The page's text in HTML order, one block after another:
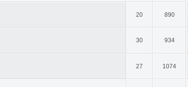
20 890
30 934
27 1074